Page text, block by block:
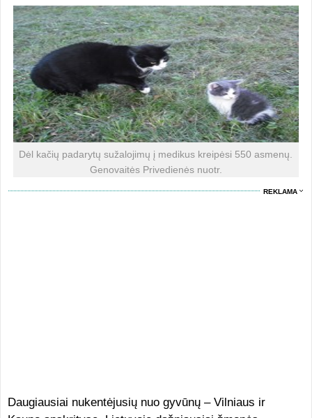
Dėl kačių padarytų sužalojimų į medikus kreipėsi 550 asmenų.
Genovaitės Privedienės nuotr.
REKLAMA
Daugiausiai nukentėjusių nuo gyvūnų – Vilniaus ir